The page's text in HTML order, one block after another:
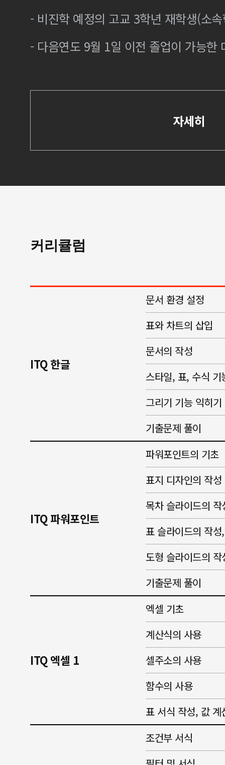
- 비진학 예정의 고교 3학년 재학생(소
- 다음연도 9월 1일 이전 졸업이 가능한
자세히
커리큘럼
ITQ 한글
문서 환경 설정
표와 차트의 삽입
문서의 작성
스타일, 표, 수식 기
그리기 기능 익히기
기출문제 풀이
ITQ 파워포인트
파워포인트의 기초
표지 디자인의 작성
목차 슬라이드의
표 슬라이드의 작
도형 슬라이드의 작
기출문제 풀이
ITQ 엑셀 1
엑셀 기초
계산식의 사용
셀주소의 사용
함수의 사용
표 서식 작성, 값 계
조건부 서식